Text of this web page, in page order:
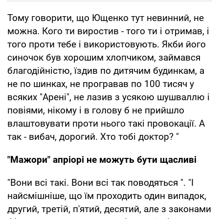
Тому говорити, що Ющенко тут невинний, не
можна. Кого ти виростив - того ти і отримав, і
того проти тебе і використовують. Якби його
синочок був хорошим хлопчиком, займався
благодійністю, їздив по дитячим будинкам, а
не по шинках, не програвав по 100 тисяч у
всяких "Арені", не лазив з усякою шушваллю і
повіями, нікому і в голову б не прийшло
влаштовувати проти нього такі провокації. А
так - вибач, дорогий. Хто тобі доктор? "
"Мажори" апріорі не можуть бути щасливі
"Вони всі такі. Вони всі так поводяться ". "І
найсмішніше, що їм проходить один випадок,
другий, третій, п'ятий, десятий, але з законами